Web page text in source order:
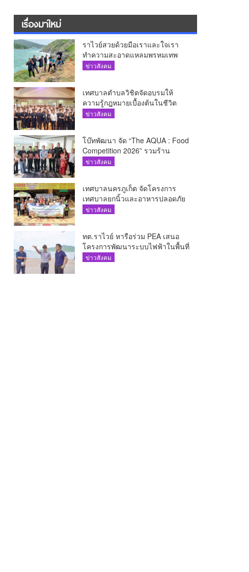
เรื่องมาใหม่
ราไวย์สวยด้วยมือเราและใจเรา
ทำความสะอาดแหลมพรหมเทพ
และแหล่งท่องเที่ยว
ข่าวสังคม
เทศบาลตำบลวิชิตจัดอบรมให้
ความรู้กฎหมายเบื้องต้นในชีวิต
ประจำวันแก่เยาวชน
ข่าวสังคม
โบ๊ทพัฒนา จัด “The AQUA : Food
Competition 2026” รวมร้าน
อาหารชั้นนำของ The Shopps at
ข่าวสังคม
เทศบาลนครภูเก็ต จัดโครงการ
เทศบาลยกนิ้วและอาหารปลอดภัย
เพื่อสุขอนามัยผู้บริโภค
ข่าวสังคม
ทต.ราไวย์ หารือร่วม PEA เสนอ
โครงการพัฒนาระบบไฟฟ้าในพื้นที่
เกาะโหลน
ข่าวสังคม